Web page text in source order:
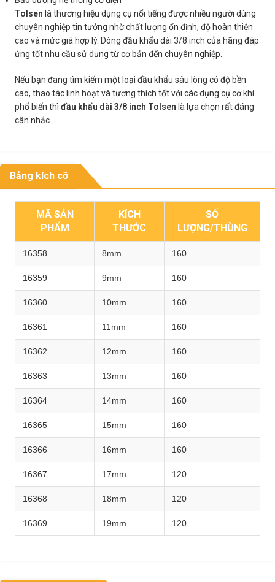
Tolsen là thương hiệu dụng cụ nổi tiếng được nhiều người dùng
chuyên nghiệp tin tưởng nhờ chất lượng ổn định, độ hoàn thiện
cao và mức giá hợp lý. Dòng đầu khẩu dài 3/8 inch của hãng đáp
ứng tốt nhu cầu sử dụng từ cơ bản đến chuyên nghiệp.
Nếu bạn đang tìm kiếm một loại đầu khẩu sâu lòng có độ bền
cao, thao tác linh hoạt và tương thích tốt với các dụng cụ cơ khí
phổ biến thì đầu khẩu dài 3/8 inch Tolsen là lựa chọn rất đáng
cân nhắc.
Bảng kích cỡ
MÃ SẢN
PHẨM
KÍCH
THƯỚC
SỐ
LƯỢNG/THÙNG
16358 8mm 160
16359 9mm 160
16360 10mm 160
16361 11mm 160
16362 12mm 160
16363 13mm 160
16364 14mm 160
16365 15mm 160
16366 16mm 160
16367 17mm 120
16368 18mm 120
16369 19mm 120